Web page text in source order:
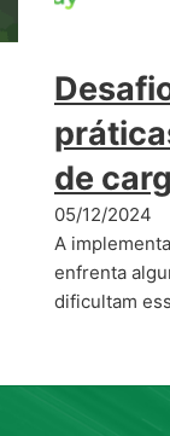
de
05/12/2024
A
enfrenta
dificultam